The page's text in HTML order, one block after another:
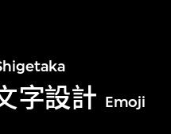
字設計 Emoji